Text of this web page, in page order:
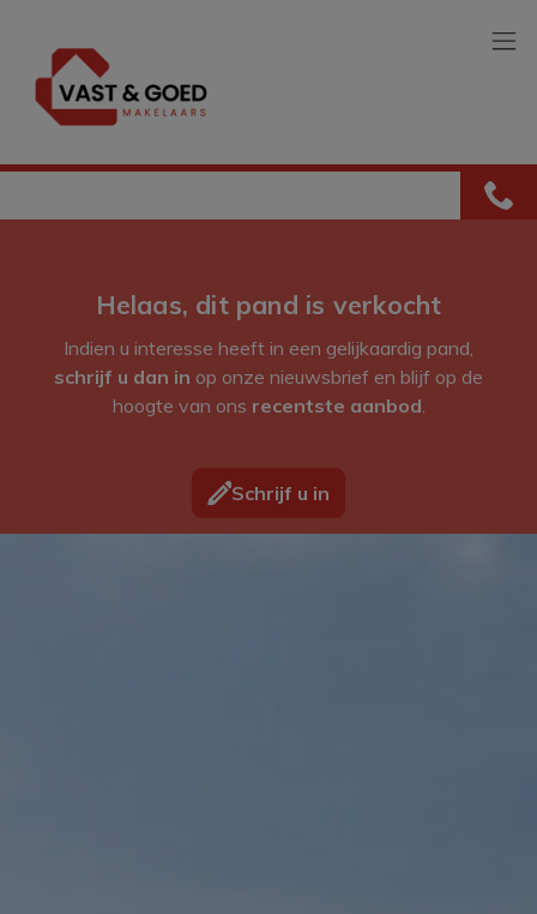
Helaas, dit pand is verkocht
Indien u interesse heeft in een gelijkaardig pand,
schrijf u dan in op onze nieuwsbrief en blijf op de
hoogte van ons recentste aanbod.
Schrijf u in